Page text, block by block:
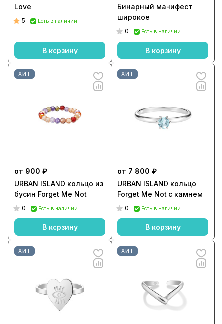
Love
5 Есть в наличии
В корзину
Бинарный манифест
широкое
0 Есть в наличии
В корзину
ХИТ
от 900 ₽
URBAN ISLAND кольцо из
бусин Forget Me Not
0 Есть в наличии
В корзину
ХИТ
от 7 800 ₽
URBAN ISLAND кольцо
Forget Me Not с камнем
0 Есть в наличии
В корзину
ХИТ ХИТ